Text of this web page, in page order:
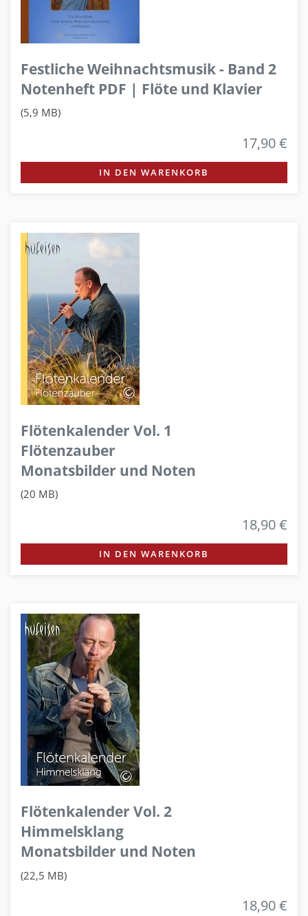
Festliche Weihnachtsmusik - Band 2
Notenheft PDF | Flöte und Klavier
(5,9 MB)
17,90 €
IN DEN WARENKORB
Flötenkalender Vol. 1
Flötenzauber
Monatsbilder und Noten
(20 MB)
18,90 €
IN DEN WARENKORB
Flötenkalender Vol. 2
Himmelsklang
Monatsbilder und Noten
(22,5 MB)
18,90 €